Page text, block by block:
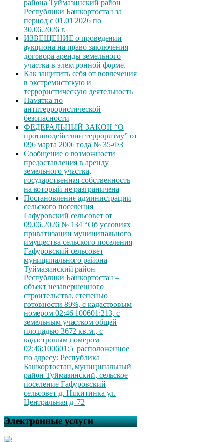
района Туймазинский район
Республики Башкортостан за
период с 01.01.2026 по
30.06.2026 г.
ИЗВЕЩЕНИЕ о проведении
аукциона на право заключения
договора аренды земельного
участка в электронной форме.
Как защитить себя от вовлечения
в экстремистскую и
террористическую деятельность
Памятка по
антитеррористической
безопасности
ФЕДЕРАЛЬНЫЙ ЗАКОН “О
противодействии терроризму” от
096 марта 2006 года № 35-ФЗ
Сообщение о возможности
предоставления в аренду
земельного участка,
государственная собственность
на который не разграничена
Постановление администрации
сельского поселения
Гафуровский сельсовет от
09.06.2026 № 134 “Об условиях
приватизации муниципального
имущества сельского поселения
Гафуровский сельсовет
муниципального района
Туймазинский район
Республики Башкортостан –
объект незавершенного
строительства, степенью
готовности 89%, с кадастровым
номером 02:46:100601:213, с
земельным участком общей
площадью 3672 кв.м., с
кадастровым номером
02:46:100601:5, расположенное
по адресу: Республика
Башкортостан, муниципальный
район Туймазинский, сельское
поселение Гафуровский
сельсовет д. Никитинка ул.
Центральная д. 72
Электронные услуги